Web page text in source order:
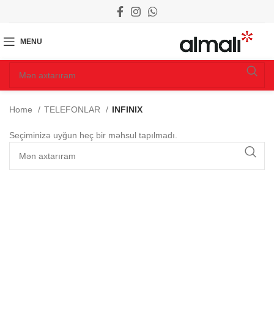
MENU
Home TELEFONLAR INFINIX
Seçiminizə uyğun heç bir məhsul tapılmadı.